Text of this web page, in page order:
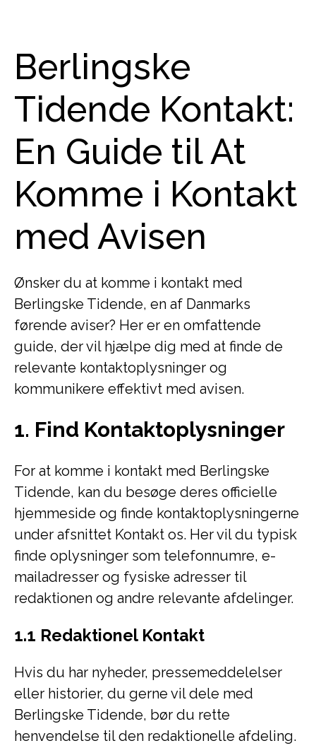
Berlingske
Tidende Kontakt:
En Guide til At
Komme i Kontakt
med Avisen
Ønsker du at komme i kontakt med
Berlingske Tidende, en af Danmarks
førende aviser? Her er en omfattende
guide, der vil hjælpe dig med at finde de
relevante kontaktoplysninger og
kommunikere effektivt med avisen.
1. Find Kontaktoplysninger
For at komme i kontakt med Berlingske
Tidende, kan du besøge deres officielle
hjemmeside og finde kontaktoplysningerne
under afsnittet Kontakt os. Her vil du typisk
finde oplysninger som telefonnumre, e-
mailadresser og fysiske adresser til
redaktionen og andre relevante afdelinger.
1.1 Redaktionel Kontakt
Hvis du har nyheder, pressemeddelelser
eller historier, du gerne vil dele med
Berlingske Tidende, bør du rette
henvendelse til den redaktionelle afdeling.